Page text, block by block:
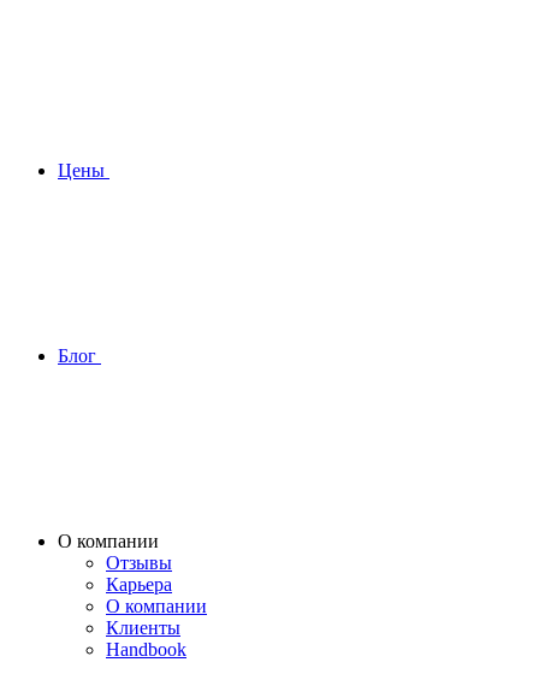
Цены
Блог
О компании
Отзывы
Карьера
О компании
Клиенты
Handbook